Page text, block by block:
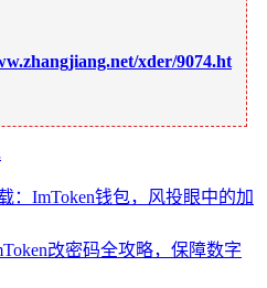
xder/9074.ht
：ImToken钱包，风投眼中的加
改密码全攻略，保障数字